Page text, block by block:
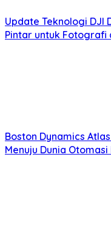
Update Teknologi DJI
Pintar untuk Fotografi
Boston Dynamics
Menuju Dunia Otomasi